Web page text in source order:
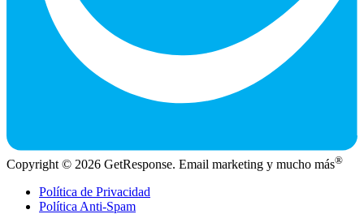
Copyright © 2026 GetResponse. Email marketing y mucho más®
Política de Privacidad
Política Anti-Spam